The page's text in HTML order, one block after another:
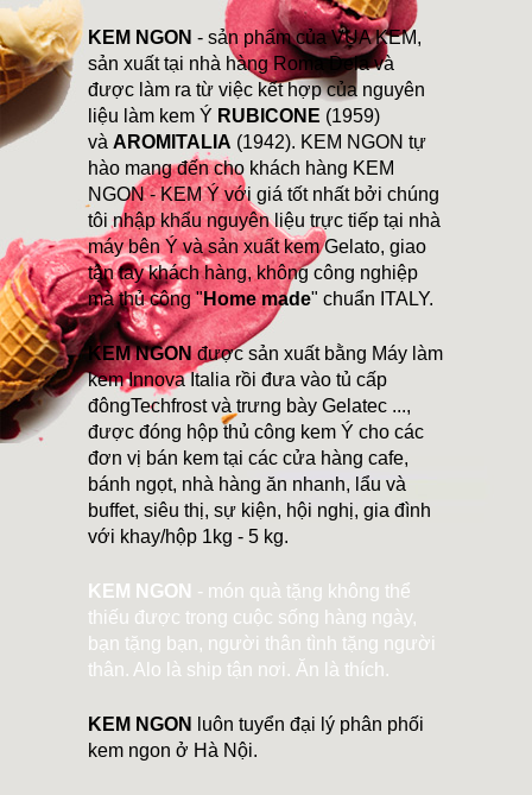
KEM NGON - sản phẩm của VUA KEM,
sản xuất tại nhà hàng Roma Dela và
được làm ra từ việc kết hợp của nguyên
liệu làm kem Ý RUBICONE (1959)
và AROMITALIA (1942). KEM NGON tự
hào mang đến cho khách hàng KEM
NGON - KEM Ý với giá tốt nhất bởi chúng
tôi nhập khẩu nguyên liệu trực tiếp tại nhà
máy bên Ý và sản xuất kem Gelato, giao
tận tay khách hàng, không công nghiệp
mà thủ công "Home made" chuẩn ITALY.
KEM NGONđược sản xuất bằng Máy làm
kem Innova Italia rồi đưa vào tủ cấp
đôngTechfrost và trưng bày Gelatec ...,
được đóng hộp thủ công kem Ý cho các
đơn vị bán kem tại các cửa hàng cafe,
bánh ngọt, nhà hàng ăn nhanh, lẩu và
buffet, siêu thị, sự kiện, hội nghị, gia đình
với khay/hộp 1kg - 5 kg.
KEM NGON - món quà tặng không thể
thiếu được trong cuộc sống hàng ngày,
bạn tặng bạn, người thân tình tặng người
thân. Alo là ship tận nơi. Ăn là thích.
KEM NGON
luôn tuyển đại lý phân phối
kem ngon ở Hà Nội.